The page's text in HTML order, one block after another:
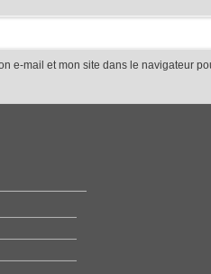
e-mail et mon site dans le navigateur